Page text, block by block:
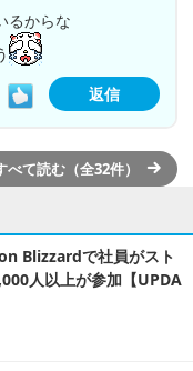
るからな
返信
べて読む（全32件）
Blizzardで社員がスト
人以上が参加【UPDA